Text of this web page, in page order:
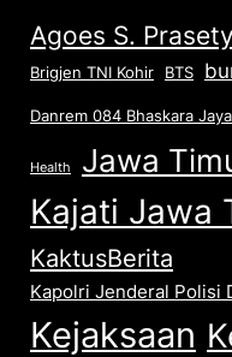
Agoes S.
Brigjen TNI Kohir BTS
Danrem 084 Bhaskara Jaya
Health Jawa
Kajati Jawa
KaktusBerita
Kapolri Jenderal Polisi
Kejaksaan